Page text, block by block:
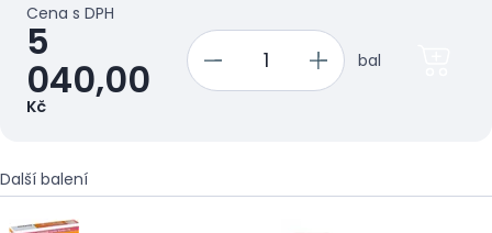
Cena s DPH
5
040,00
Kč
bal
Další balení